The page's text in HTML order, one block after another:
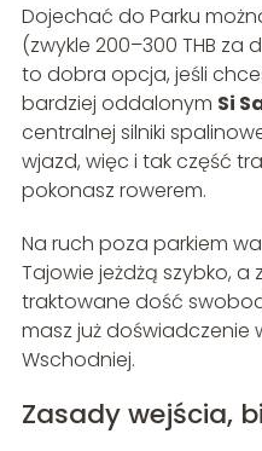
Dojechać do Parku
(zwykle 200–300 THB
to dobra opcja, jeśli
bardziej oddalonym Si
centralnej silniki
wjazd, więc i tak część
pokonasz rowerem.
Na ruch poza parkiem
Tajowie jeżdżą szybko,
traktowane dość
masz już doświadczenie
Wschodniej.
Zasady wejścia,